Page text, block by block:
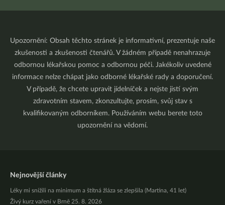
Upozornění: Obsah těchto stránek je informativní, prezentuje naše
zkušenosti a zkušenosti čtenářů. V žádném případě nenahrazuje
odbornou lékařskou pomoc a odbornou péči. Jakékoliv uvedené
informace nelze chápat jako odborné lékařské rady a doporučení.
V případě, že chcete upravit jídelníček a nejste jistí svým
zdravotním stavem, zkonzultujte, prosím, svůj stav s
kvalifikovaným odborníkem. Používáním webu berete toto
upozornění na vědomí.
Nejnovější články
Léky mi snížili na minimum a štítná žláza se zlepšila (Martina, 41 let)
Živý kurz vaření v Brně 25. 8. 2026